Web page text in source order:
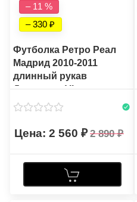
– 11 %
– 330
Футболка Ретро Реал
Мадрид 2010-2011
длинный рукав
Домашняя VI
2 560 2 890